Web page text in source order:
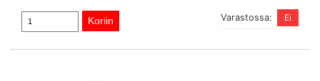
Varastossa: